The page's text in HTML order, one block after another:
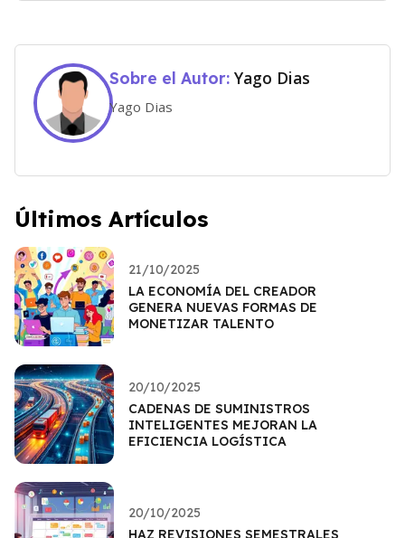
Sobre el Autor: Yago Dias
Yago Dias
Últimos Artículos
21/10/2025
LA ECONOMÍA DEL CREADOR
GENERA NUEVAS FORMAS DE
MONETIZAR TALENTO
20/10/2025
CADENAS DE SUMINISTROS
INTELIGENTES MEJORAN LA
EFICIENCIA LOGÍSTICA
20/10/2025
HAZ REVISIONES SEMESTRALES